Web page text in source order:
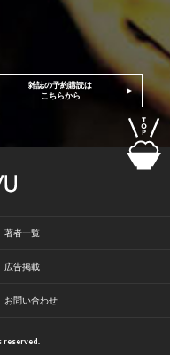
雑誌の予約購読は
こちらから
著者一覧
広告掲載
お問い合わせ
reserved.